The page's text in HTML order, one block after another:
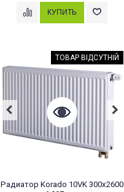
ТОВАР ВІДСУТНІЙ
Радиатор Korado 10VK 300x2600